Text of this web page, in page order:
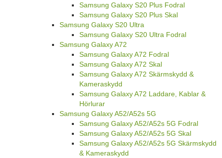
Samsung Galaxy S20 Plus Fodral
Samsung Galaxy S20 Plus Skal
Samsung Galaxy S20 Ultra
Samsung Galaxy S20 Ultra Fodral
Samsung Galaxy A72
Samsung Galaxy A72 Fodral
Samsung Galaxy A72 Skal
Samsung Galaxy A72 Skärmskydd &
Kameraskydd
Samsung Galaxy A72 Laddare, Kablar &
Hörlurar
Samsung Galaxy A52/A52s 5G
Samsung Galaxy A52/A52s 5G Fodral
Samsung Galaxy A52/A52s 5G Skal
Samsung Galaxy A52/A52s 5G Skärmskydd
& Kameraskydd